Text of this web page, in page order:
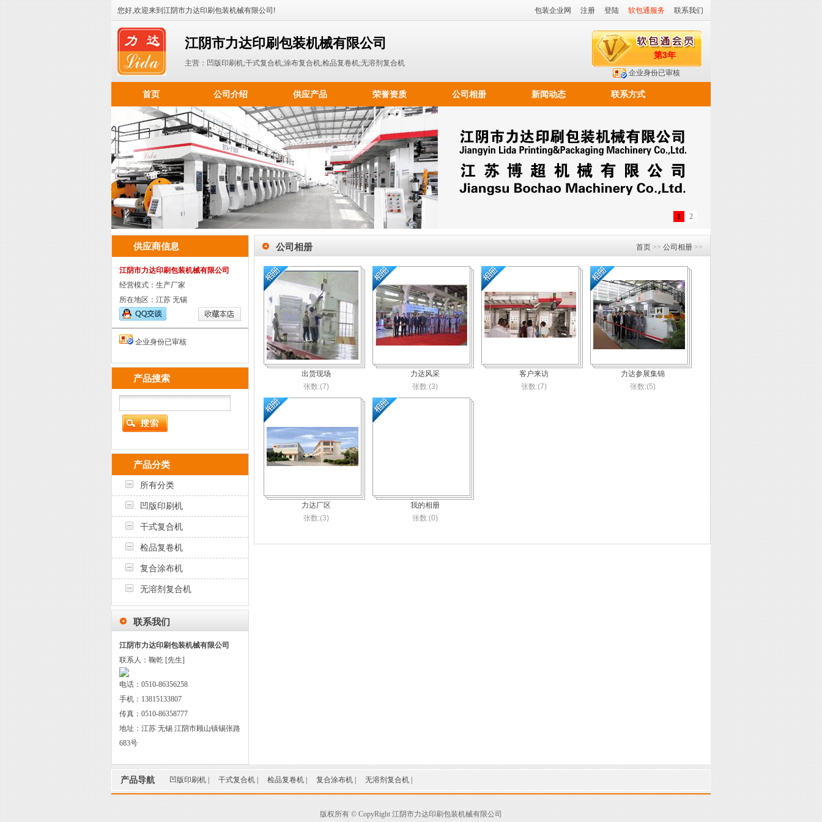
您好,欢迎来到江阴市力达印刷包装机械有限公司! 包装企业网 注册 登陆 软包通服务 联系我们
江阴市力达印刷包装机械有限公司
主营：凹版印刷机;干式复合机;涂布复合机;检品复卷机;无溶剂复合机
第3年
企业身份已审核
首页 公司介绍 供应产品 荣誉资质 公司相册 新闻动态 联系方式
1 2
供应商信息
江阴市力达印刷包装机械有限公司
经营模式：生产厂家
所在地区：江苏 无锡
企业身份已审核
产品搜索
产品分类
所有分类
凹版印刷机
干式复合机
检品复卷机
复合涂布机
无溶剂复合机
联系我们
江阴市力达印刷包装机械有限公司
联系人：鞠乾 [先生]
电话：0510-86356258
手机：13815133807
传真：0510-86358777
地址：江苏 无锡 江阴市顾山镇锡张路
683号
公司相册 首页 >> 公司相册 >>
出货现场
张数:(7)
力达风采
张数:(3)
客户来访
张数:(7)
力达参展集锦
张数:(5)
力达厂区
张数:(3)
我的相册
张数:(0)
产品导航 凹版印刷机 干式复合机 检品复卷机 复合涂布机 无溶剂复合机
版权所有 © CopyRight 江阴市力达印刷包装机械有限公司